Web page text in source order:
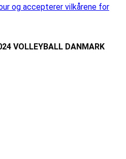
og accepterer vilkårene for
VOLLEYBALL DANMARK